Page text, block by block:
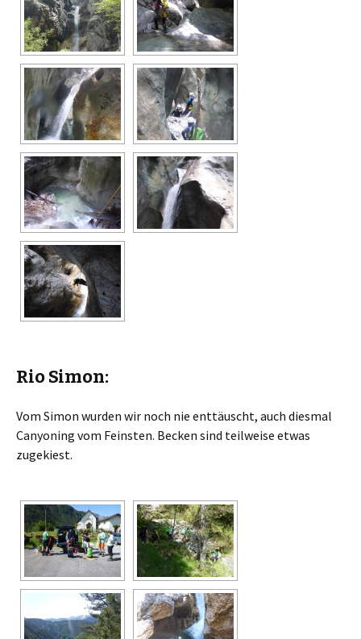
Rio Simon:
Vom Simon wurden wir noch nie enttäuscht, auch diesmal
Canyoning vom Feinsten. Becken sind teilweise etwas
zugekiest.